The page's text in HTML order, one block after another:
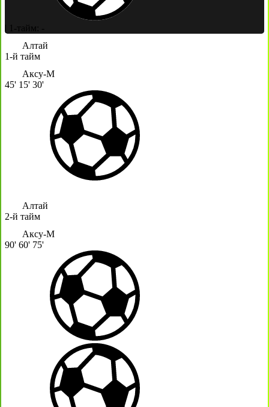
1-тайм: -
Алтай
1-й тайм
Аксу-М
45' 15' 30'
Алтай
2-й тайм
Аксу-М
90' 60' 75'